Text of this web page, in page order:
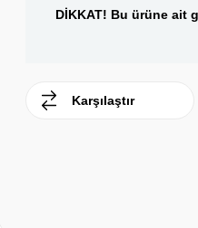
DİKKAT! Bu ürüne ait
Karşılaştır